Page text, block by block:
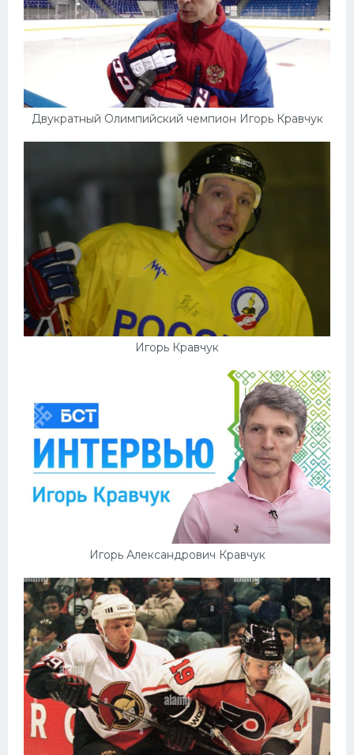
Двукратный Олимпийский чемпион Игорь Кравчук
Игорь Кравчук
Игорь Александрович Кравчук